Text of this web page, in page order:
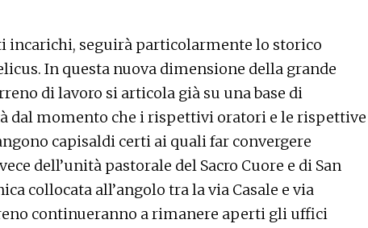
incarichi, seguirà particolarmente lo storico
In questa nuova dimensione della grande
di lavoro si articola già su una base di
dal momento che i rispettivi oratori e le rispettive
capisaldi certi ai quali far convergere
dell’unità pastorale del Sacro Cuore e di San
collocata all’angolo tra la via Casale e via
continueranno a rimanere aperti gli uffici